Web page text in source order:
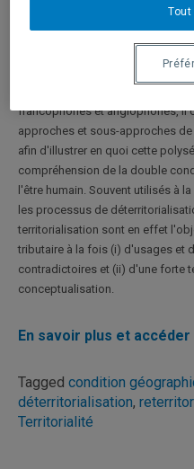
Résumé
processus de territorialisation,
francophones et anglophones, il
approches et sous-approches
afin d'illustrer en quoi cette
compréhension de la double
l'être humain. Souvent utilisés à
les processus de
territorialisation sont en effet
tributaire à la fois (i) d'usages et
contradictoires et (ii) d'une forte
conceptualisation.
En savoir plus et
Tagged condition
déterritorialisation,
Territorialité